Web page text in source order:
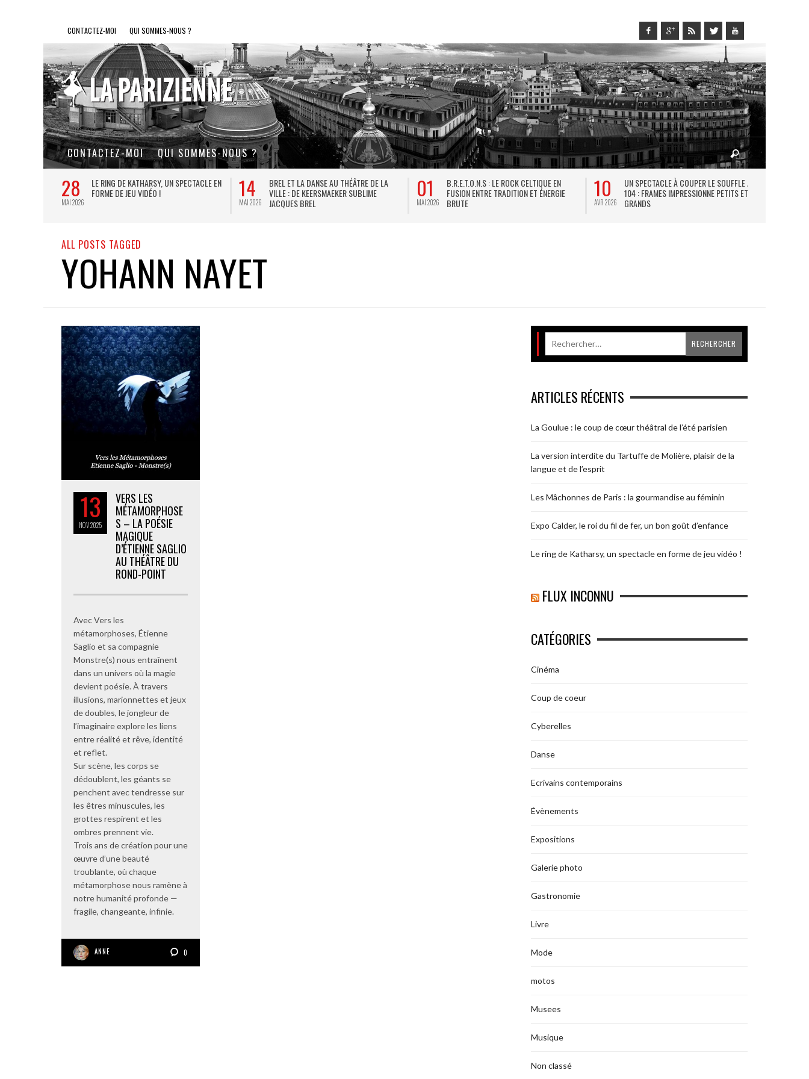
CONTACTEZ-MOI QUI SOMMES-NOUS ?
CONTACTEZ-MOI QUI SOMMES-NOUS ?
28
MAI 2026
LE RING DE KATHARSY, UN SPECTACLE EN
FORME DE JEU VIDÉO !
14
MAI 2026
BREL ET LA DANSE AU THÉÂTRE DE LA
VILLE : DE KEERSMAEKER SUBLIME
JACQUES BREL
01
MAI 2026
B.R.E.T.O.N.S : LE ROCK CELTIQUE EN
FUSION ENTRE TRADITION ET ÉNERGIE
BRUTE
10
AVR 2026
UN SPECTACLE À COUPER LE SOUFFLE AU
104 : FRAMES IMPRESSIONNE PETITS ET
GRANDS
ALL POSTS TAGGED
YOHANN NAYET
13
NOV2025
VERS LES
MÉTAMORPHOSE
S – LA POÉSIE
MAGIQUE
D’ÉTIENNE SAGLIO
AU THÉÂTRE DU
ROND-POINT
Avec Vers les
métamorphoses, Étienne
Saglio et sa compagnie
Monstre(s) nous entraînent
dans un univers où la magie
devient poésie. À travers
illusions, marionnettes et jeux
de doubles, le jongleur de
l’imaginaire explore les liens
entre réalité et rêve, identité
et reflet.
Sur scène, les corps se
dédoublent, les géants se
penchent avec tendresse sur
les êtres minuscules, les
grottes respirent et les
ombres prennent vie.
Trois ans de création pour une
œuvre d’une beauté
troublante, où chaque
métamorphose nous ramène à
notre humanité profonde —
fragile, changeante, infinie.
ANNE 0
ARTICLES RÉCENTS
La Goulue : le coup de cœur théâtral de l’été parisien
La version interdite du Tartuffe de Molière, plaisir de la
langue et de l’esprit
Les Mâchonnes de Paris : la gourmandise au féminin
Expo Calder, le roi du fil de fer, un bon goût d’enfance
Le ring de Katharsy, un spectacle en forme de jeu vidéo !
FLUX INCONNU
CATÉGORIES
Cinéma
Coup de coeur
Cyberelles
Danse
Ecrivains contemporains
Évènements
Expositions
Galerie photo
Gastronomie
Livre
Mode
motos
Musees
Musique
Non classé